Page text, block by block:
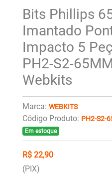
Bits Phillips
Imantado
Impacto 5
PH2-S2-
Webkits
Marca: WEBKITS
Código Produto: PH2-S2-
Em estoque
R$ 22,90
(PIX)